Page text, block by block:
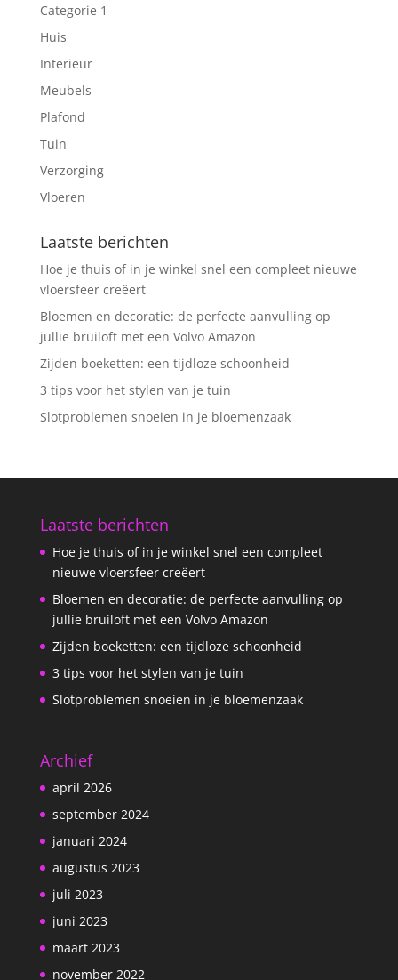
Categorie 1
Huis
Interieur
Meubels
Plafond
Tuin
Verzorging
Vloeren
Laatste berichten
Hoe je thuis of in je winkel snel een compleet nieuwe
vloersfeer creëert
Bloemen en decoratie: de perfecte aanvulling op
jullie bruiloft met een Volvo Amazon
Zijden boeketten: een tijdloze schoonheid
3 tips voor het stylen van je tuin
Slotproblemen snoeien in je bloemenzaak
Laatste berichten
Hoe je thuis of in je winkel snel een compleet
nieuwe vloersfeer creëert
Bloemen en decoratie: de perfecte aanvulling op
jullie bruiloft met een Volvo Amazon
Zijden boeketten: een tijdloze schoonheid
3 tips voor het stylen van je tuin
Slotproblemen snoeien in je bloemenzaak
Archief
april 2026
september 2024
januari 2024
augustus 2023
juli 2023
juni 2023
maart 2023
november 2022